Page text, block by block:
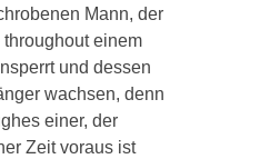
Mann, der
einem
und dessen
wachsen, denn
einer, der
Zeit voraus ist